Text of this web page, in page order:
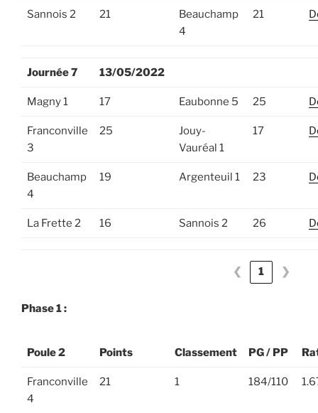
Sannois 2 21
Beauchamp
4
21
Journée 7 13/05/2022
Magny 1 17 Eaubonne 5 25
Franconville
3
25
Jouy-
Vauréal 1
17
Beauchamp
4
19 Argenteuil 1 23
La Frette 2 16 Sannois 2 26
❮ 1 ❯
Phase 1 :
Poule 2 Points Classement PG / PP
Franconville
4
21 1 184/110